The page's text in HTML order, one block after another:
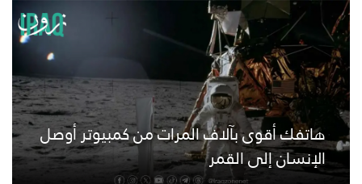
هاتفك أقوى بآلاف المرات من كمبيوتر أوصل
الإنسان إلى القمر